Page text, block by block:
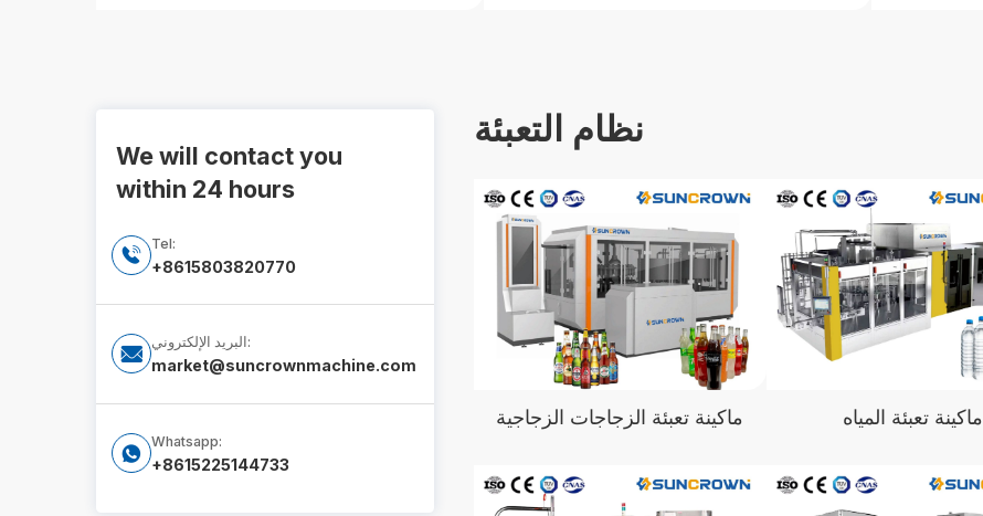
We will contact you
within 24 hours

Tel:
+8615803820770

البريد الإلكتروني:
market@suncrownmachine.com

Whatsapp:
+8615225144733
نظام التعبئة
ماكينة تعبئة الزجاجات الزجاجية ماكينة تعبئة المياه